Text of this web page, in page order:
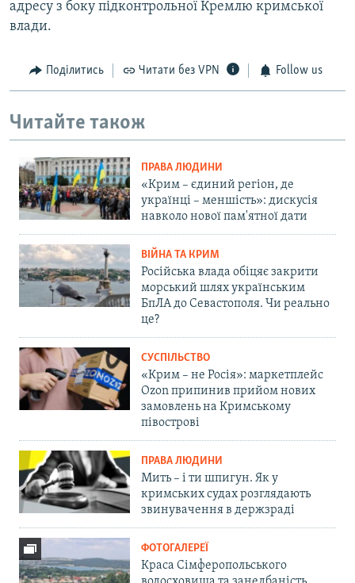
адресу з боку підконтрольної Кремлю кримської
влади.
Поділитись Читати без VPN Follow us
Читайте також
ПРАВА ЛЮДИНИ
«Крим – єдиний регіон, де
українці – меншість»: дискусія
навколо нової пам'ятної дати
ВІЙНА ТА КРИМ
Російська влада обіцяє закрити
морський шлях українським
БпЛА до Севастополя. Чи реально
це?
СУСПІЛЬСТВО
«Крим – не Росія»: маркетплейс
Ozon припинив прийом нових
замовлень на Кримському
півострові
ПРАВА ЛЮДИНИ
Мить – і ти шпигун. Як у
кримських судах розглядають
звинувачення в держзраді
ФОТОГАЛЕРЕЇ
Краса Сімферопольського